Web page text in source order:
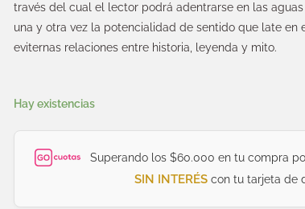
través del cual el lector podrá adentrarse en las
una y otra vez la potencialidad de sentido que late en
eviternas relaciones entre historia, leyenda y mito.
Hay existencias
Superando los $60.000 en tu compra
SIN INTERÉScon tu tarjeta de